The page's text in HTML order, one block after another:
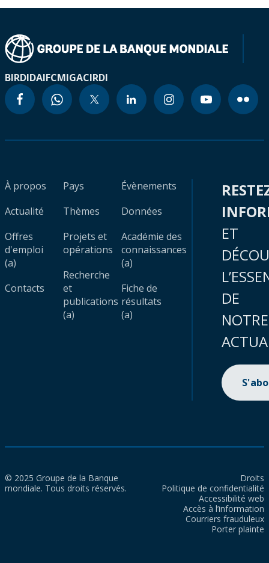
BIRDIDAIFCMIGACIRDI
À propos
Actualité
Offres
d'emploi
(a)
Contacts
Pays
Thèmes
Projets et
opérations
Recherche
et
publications
(a)
Évènements
Données
Académie des
connaissances
(a)
Fiche de
résultats
(a)
ET
DE
NOTRE
© 2025 Groupe de la Banque
mondiale. Tous droits réservés.
Droits
Politique de confidentialité
Accessibilité web
Accès à l’information
Courriers frauduleux
Porter plainte